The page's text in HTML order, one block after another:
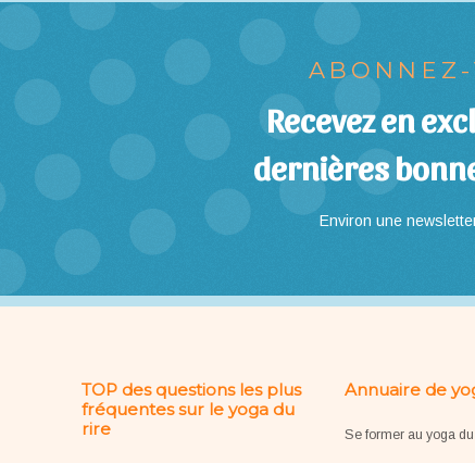
Recevez en
dernières
Environ une
TOP des questions les plus
fréquentes sur le yoga du
rire
Annuaire de
Se former au yoga